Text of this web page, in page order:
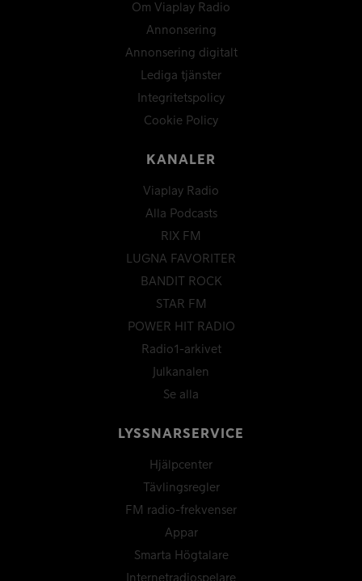
Om Viaplay Radio
Annonsering
Annonsering digitalt
Lediga tjänster
Integritetspolicy
Cookie Policy
KANALER
Viaplay Radio
Alla Podcasts
RIX FM
LUGNA FAVORITER
BANDIT ROCK
STAR FM
POWER HIT RADIO
Radio1-arkivet
Julkanalen
Se alla
LYSSNARSERVICE
Hjälpcenter
Tävlingsregler
FM radio-frekvenser
Appar
Smarta Högtalare
Internetradiospelare